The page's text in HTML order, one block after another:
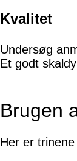
Kvalitet
Undersøg
Et godt
Brugen
Her er